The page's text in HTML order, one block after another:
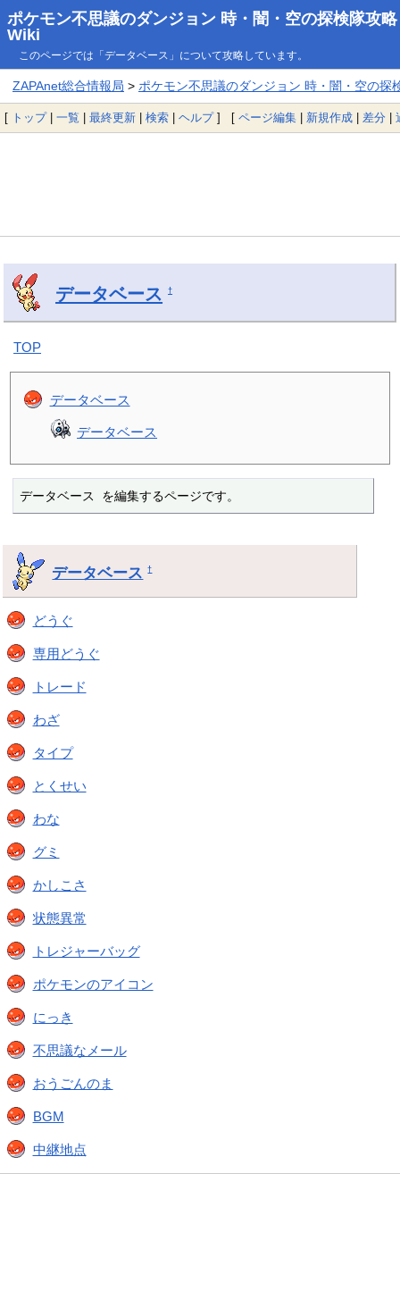
ポケモン不思議のダンジョン 時・闇・空の探検隊攻略
Wiki
このページでは「データベース」について攻略しています。
ZAPAnet総合情報局 > ポケモン不思議のダンジョン 時・闇・空の探
[ トップ| 一覧 | 最終更新 | 検索 | ヘルプ] [ ページ編集 | 新規作成 | 差分 |
データベース †
TOP
データベース
データベース
データベース を編集するページです。
データベース †
どうぐ
専用どうぐ
トレード
わざ
タイプ
とくせい
わな
グミ
かしこさ
状態異常
トレジャーバッグ
ポケモンのアイコン
にっき
不思議なメール
おうごんのま
BGM
中継地点